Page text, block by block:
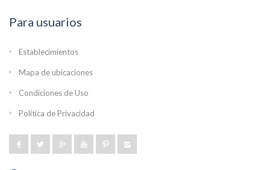
Para usuarios
Establecimientos
Mapa de ubicaciones
Condiciones de Uso
Política de Privacidad